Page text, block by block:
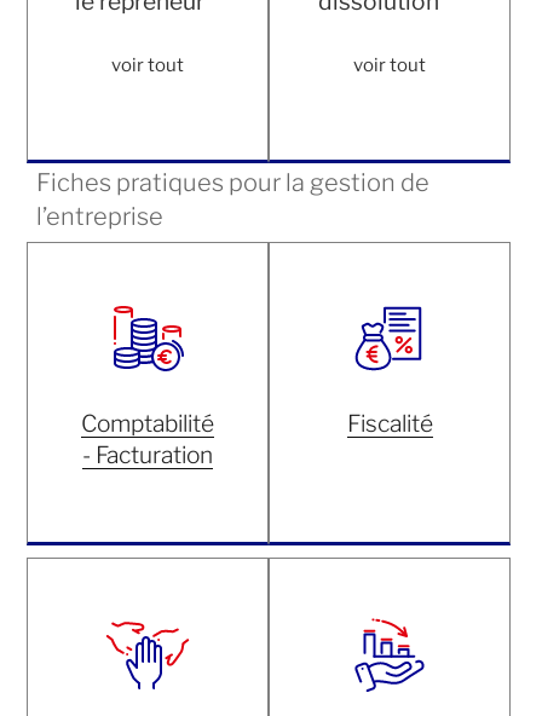
voir tout voir tout
Fiches pratiques pour la gestion de
l’entreprise
Comptabilité
- Facturation
Fiscalité